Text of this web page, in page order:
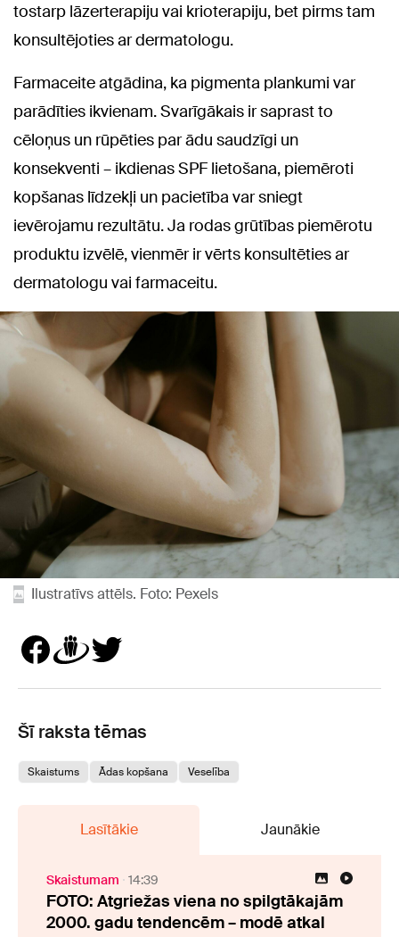
tostarp lāzerterapiju vai krioterapiju, bet pirms tam
konsultējoties ar dermatologu.
Farmaceite atgādina, ka pigmenta plankumi var
parādīties ikvienam. Svarīgākais ir saprast to
cēloņus un rūpēties par ādu saudzīgi un
konsekventi – ikdienas SPF lietošana, piemēroti
kopšanas līdzekļi un pacietība var sniegt
ievērojamu rezultātu. Ja rodas grūtības piemērotu
produktu izvēlē, vienmēr ir vērts konsultēties ar
dermatologu vai farmaceitu.
Ilustratīvs attēls. Foto: Pexels
Šī raksta tēmas
Skaistums Ādas kopšana Veselība
Lasītākie Jaunākie
Skaistumam 14:39
FOTO: Atgriežas viena no spilgtākajām
2000. gadu tendencēm – modē atkal